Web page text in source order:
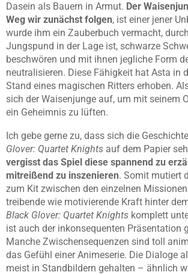
Dasein als Bauern in Armut. Der
Weg wir zunächst folgen, ist einer jener
wurde ihm ein Zauberbuch vermacht,
Jungspund in der Lage ist, schwarze
beschwören und mit ihnen jegliche Form
neutralisieren. Diese Fähigkeit hat Asta in
Stand eines magischen Ritters erhoben.
sich der Waisenjunge auf, um mit seinem
ein Geheimnis zu lüften.
Ich gebe gerne zu, dass sich die
Glover: Quartet Knights auf dem Papier
vergisst das Spiel diese spannend zu
mitreißend zu inszenieren. Somit mutiert
zum Kit zwischen den einzelnen
treibende wie motivierende Kraft hinter
Black Glover: Quartet Knights komplett
ist auch der inkonsequenten Präsentation
Manche Zwischensequenzen sind toll
das Gefühl einer Animeserie. Die Dialoge
meist in Standbildern gehalten – ähnlich